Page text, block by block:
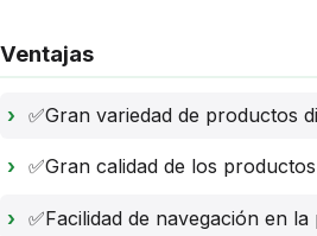
Ventajas
✅Gran variedad de productos
✅Gran calidad de los
✅Facilidad de navegación en la